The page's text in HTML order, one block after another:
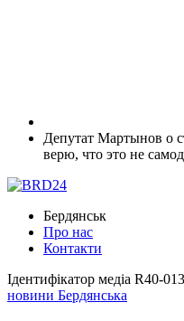
Депутат Мартынов о
верю, что это не
Бердянськ
Про нас
Контакти
Ідентифікатор медіа R40-
новини Бердянська